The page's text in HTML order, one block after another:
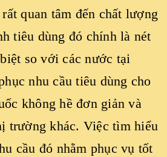
quan tâm đến chất lượng
tiêu dùng đó chính là nét
so với các nước tại
nhu cầu tiêu dùng cho
không hề đơn giản và
trường khác. Việc tìm hiểu
cầu đó nhằm phục vụ tốt